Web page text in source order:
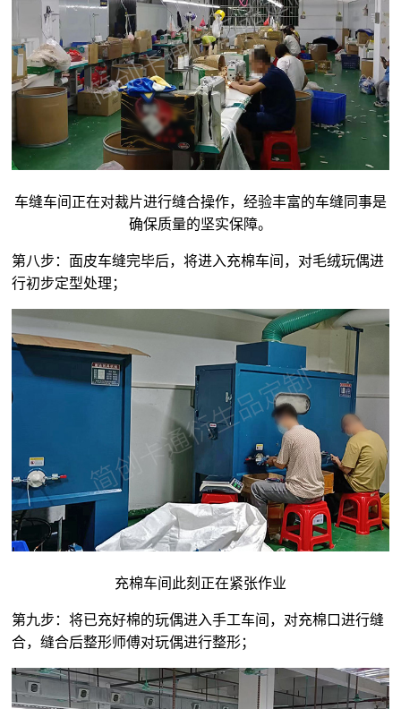
车缝车间正在对裁片进行缝合操作，经验丰富的车缝同事是
确保质量的坚实保障。
第八步：面皮车缝完毕后，将进入充棉车间，对毛绒玩偶进
行初步定型处理；
充棉车间此刻正在紧张作业
第九步：将已充好棉的玩偶进入手工车间，对充棉口进行缝
合，缝合后整形师傅对玩偶进行整形；